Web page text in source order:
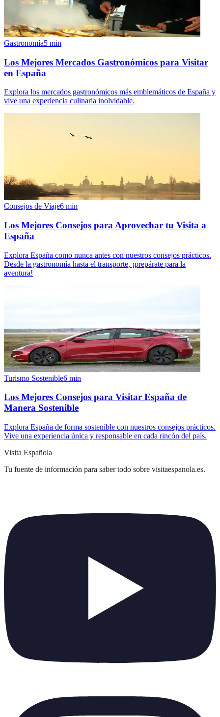
Gastronomía5 min
Los Mejores Mercados Gastronómicos para Visitar
en España
Explora los mercados gastronómicos más emblemáticos de España y
vive una experiencia culinaria inolvidable.
Consejos de Viaje6 min
Los Mejores Consejos para Aprovechar tu Visita a
España
Explora España como nunca antes con nuestros consejos prácticos.
Desde la gastronomía hasta el transporte, ¡prepárate para la
aventura!
Turismo Sostenible6 min
Los Mejores Consejos para Visitar España de
Manera Sostenible
Explora España de forma sostenible con nuestros consejos prácticos.
Vive una experiencia única y responsable en cada rincón del país.
Visita Española
Tu fuente de información para saber todo sobre visitaespanola.es.